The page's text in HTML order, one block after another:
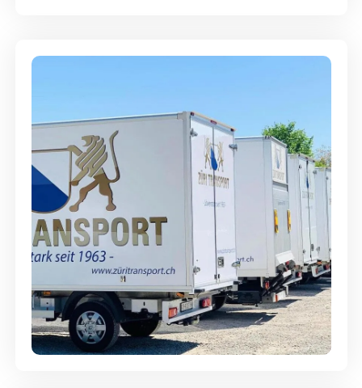
Möbellagerung - Alles sicher
aufbewahrt